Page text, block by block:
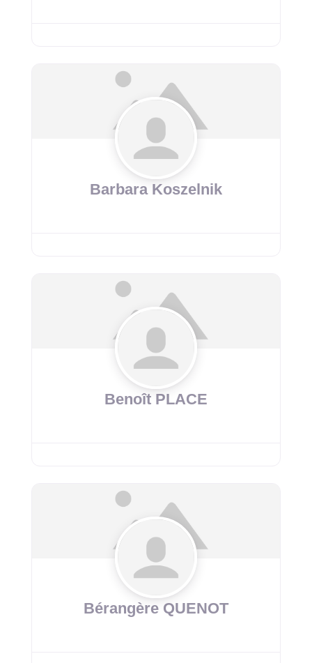
Barbara Koszelnik
Benoît PLACE
Bérangère QUENOT